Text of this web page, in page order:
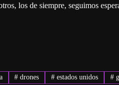
los de siempre, seguimos
# drones # estados unidos #